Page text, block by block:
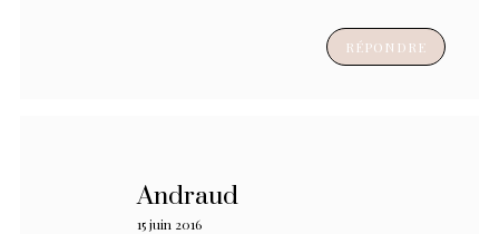
RÉPONDRE
Andraud
15 juin 2016